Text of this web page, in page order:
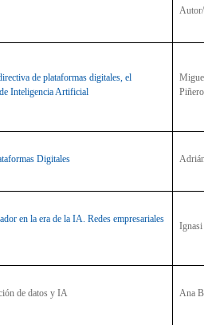
de plataformas digitales, el
Inteligencia Artificial
Piñero
Digitales
en la era de la IA. Redes empresariales
de datos y IA Ana